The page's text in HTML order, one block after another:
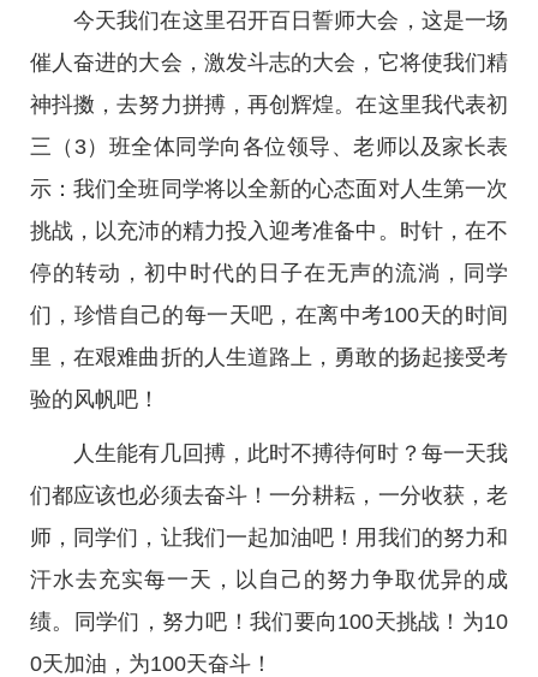
今天我们在这里召开百日誓师大会，这是一场
催人奋进的大会，激发斗志的大会，它将使我们精
神抖擞，去努力拼搏，再创辉煌。在这里我代表初
三（3）班全体同学向各位领导、老师以及家长表
示：我们全班同学将以全新的心态面对人生第一次
挑战，以充沛的精力投入迎考准备中。时针，在不
停的转动，初中时代的日子在无声的流淌，同学
们，珍惜自己的每一天吧，在离中考100天的时间
里，在艰难曲折的人生道路上，勇敢的扬起接受考
验的风帆吧！
人生能有几回搏，此时不搏待何时？每一天我
们都应该也必须去奋斗！一分耕耘，一分收获，老
师，同学们，让我们一起加油吧！用我们的努力和
汗水去充实每一天，以自己的努力争取优异的成
绩。同学们，努力吧！我们要向100天挑战！为10
0天加油，为100天奋斗！